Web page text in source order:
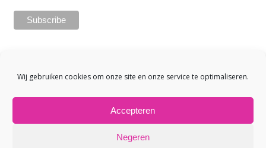
Wij gebruiken cookies om onze site en onze service te optimaliseren.
Accepteren
Negeren